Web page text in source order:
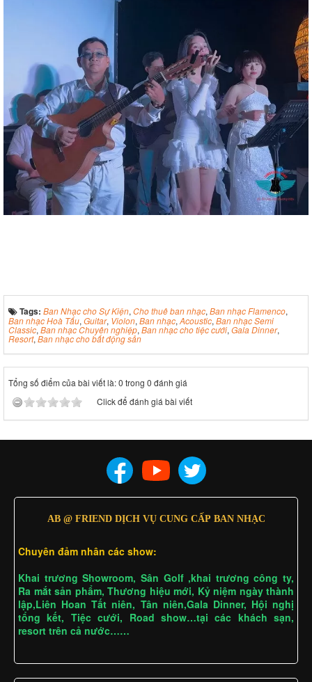
Tags: Ban Nhạc cho Sự Kiện, Cho thuê ban nhạc, Ban nhạc Flamenco,
Ban nhạc Hoà Tấu, Guitar, Violon, Ban nhạc, Acoustic, Ban nhạc Semi
Classic, Ban nhạc Chuyên nghiệp, Ban nhạc cho tiệc cưới, Gala Dinner,
Resort,Ban nhạc cho bất động sản
Tổng số điểm của bài viết là: 0 trong 0 đánh giá
Click để đánh giá bài viết
AB @ FRIEND DỊCH VỤ CUNG CẤP BAN NHẠC
Chuyên đảm nhân các show:
Khai trương Showroom, Sân Golf ,khai trương công ty,
Ra mắt sản phẩm, Thương hiệu mới, Kỷ niệm ngày thành
lập,Liên Hoan Tất niên, Tân niên,Gala Dinner, Hội nghị
tổng kết, Tiệc cưới, Road show…tại các khách sạn,
resort trên cả nước……